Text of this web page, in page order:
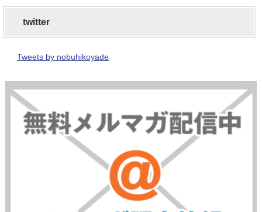
twitter
Tweets by nobuhikoyade